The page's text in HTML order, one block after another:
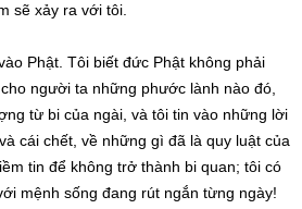
sẽ xảy ra với tôi.
Phật. Tôi biết đức Phật không phải
người ta những phước lành nào đó,
từ bi của ngài, và tôi tin vào những lời
cái chết, về những gì đã là quy luật của
tin để không trở thành bi quan; tôi có
mệnh sống đang rút ngắn từng ngày!